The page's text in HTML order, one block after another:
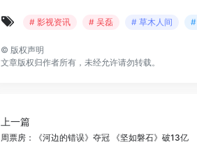
# 影视资讯 # 吴磊 # 草木人间 #
© 版权声明
文章版权归作者所有，未经允许请勿转载。
上一篇
周票房：《河边的错误》夺冠 《坚如磐石》破13亿